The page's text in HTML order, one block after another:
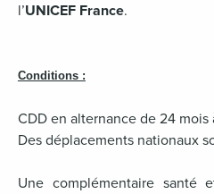
l’UNICEF France.
Conditions :
CDD en alternance de 24
Des déplacements nationaux
Une complémentaire santé